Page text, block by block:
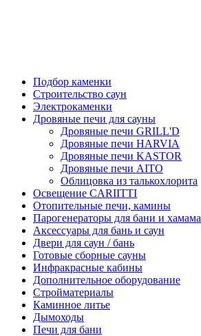
Подбор каменки
Строительство саун
Электрокаменки
Дровяные печи для сауны
Дровяные печи GRILL'D
Дровяные печи HARVIA
Дровяные печи KASTOR
Дровяные печи AITO
Облицовка из талькохлорита
Освещение CARIITTI
Отопительные печи, камины
Парогенераторы для бани и хамама
Аксессуары для бань и саун
Двери для саун / бань
Готовые сборные сауны
Инфракрасные кабины
Дополнительное оборудование
Стройматериалы
Каминное литье
Дымоходы
Печи для бани